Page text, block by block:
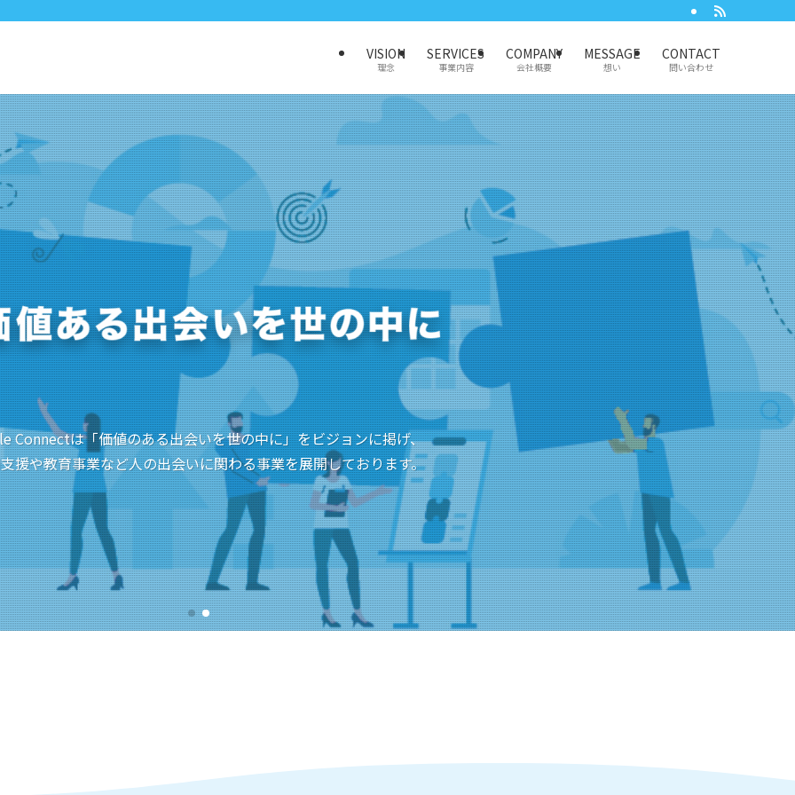
VISION
理念
SERVICES
事業内容
COMPANY
会社概要
MESSAGE
想い
CONTACT
問い合わせ
Connectは「価値のある出会いを世の中に」をビジョンに掲げ、
援や教育事業など人の出会いに関わる事業を展開しております。